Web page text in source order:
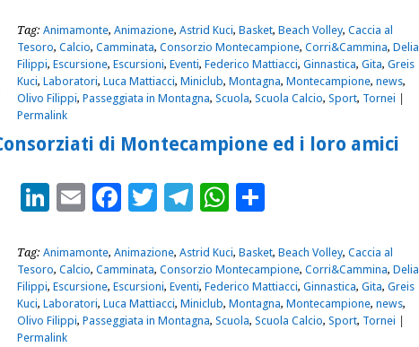
Tag: Animamonte, Animazione, Astrid Kuci, Basket, Beach Volley, Caccia al
Tesoro, Calcio, Camminata, Consorzio Montecampione, Corri&Cammina, Delia
Filippi, Escursione, Escursioni, Eventi, Federico Mattiacci, Ginnastica, Gita, Greis
Kuci, Laboratori, Luca Mattiacci, Miniclub, Montagna, Montecampione, news,
Olivo Filippi, Passeggiata in Montagna, Scuola, Scuola Calcio, Sport, Tornei
Permalink
di Montecampione ed i loro amici
LinkedIn
EmailFacebook
Twitter
Telegram
WhatsApp
Condividi
Tag: Animamonte, Animazione, Astrid Kuci, Basket, Beach Volley, Caccia al
Tesoro, Calcio, Camminata, Consorzio Montecampione, Corri&Cammina, Delia
Filippi, Escursione, Escursioni, Eventi, Federico Mattiacci, Ginnastica, Gita, Greis
Kuci, Laboratori, Luca Mattiacci, Miniclub, Montagna, Montecampione, news,
Olivo Filippi, Passeggiata in Montagna, Scuola, Scuola Calcio, Sport, Tornei
Permalink